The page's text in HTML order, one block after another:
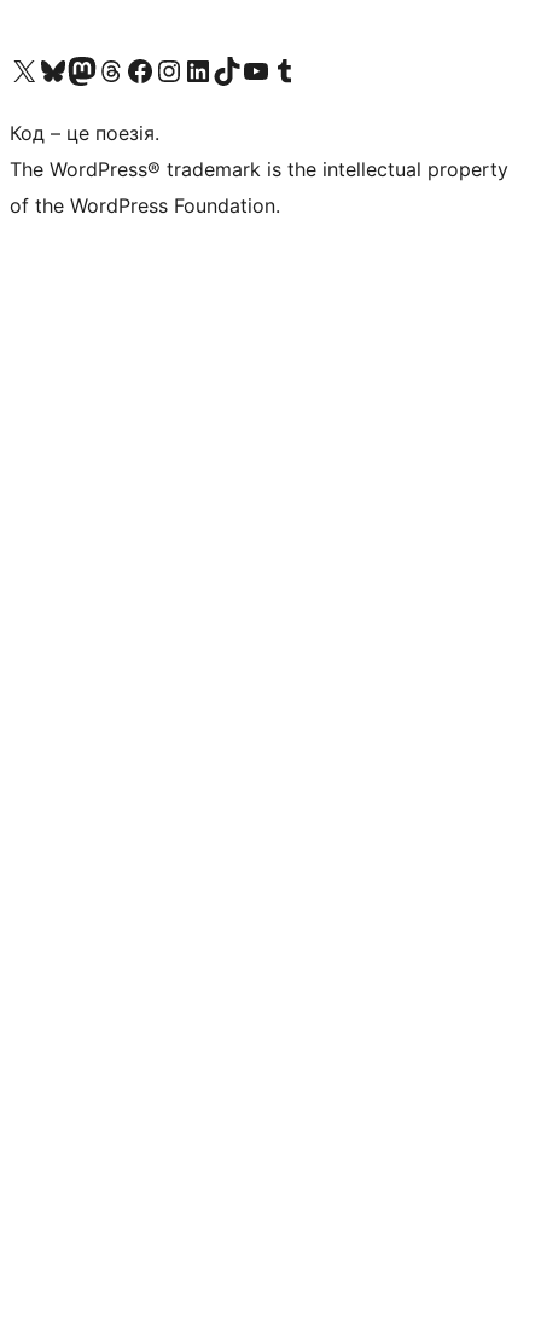
Visit our X (formerly Twitter) account
Visit our Bluesky account
Завітайте до нашої стрічки в Mastodon
Visit our Threads account
Завітайте на нашу сторінку в Facebook
Visit our Instagram account
Visit our LinkedIn account
Visit our TikTok account
Visit our YouTube channel
Visit our Tumblr account
Код – це поезія.
The WordPress® trademark is the intellectual property
of the WordPress Foundation.